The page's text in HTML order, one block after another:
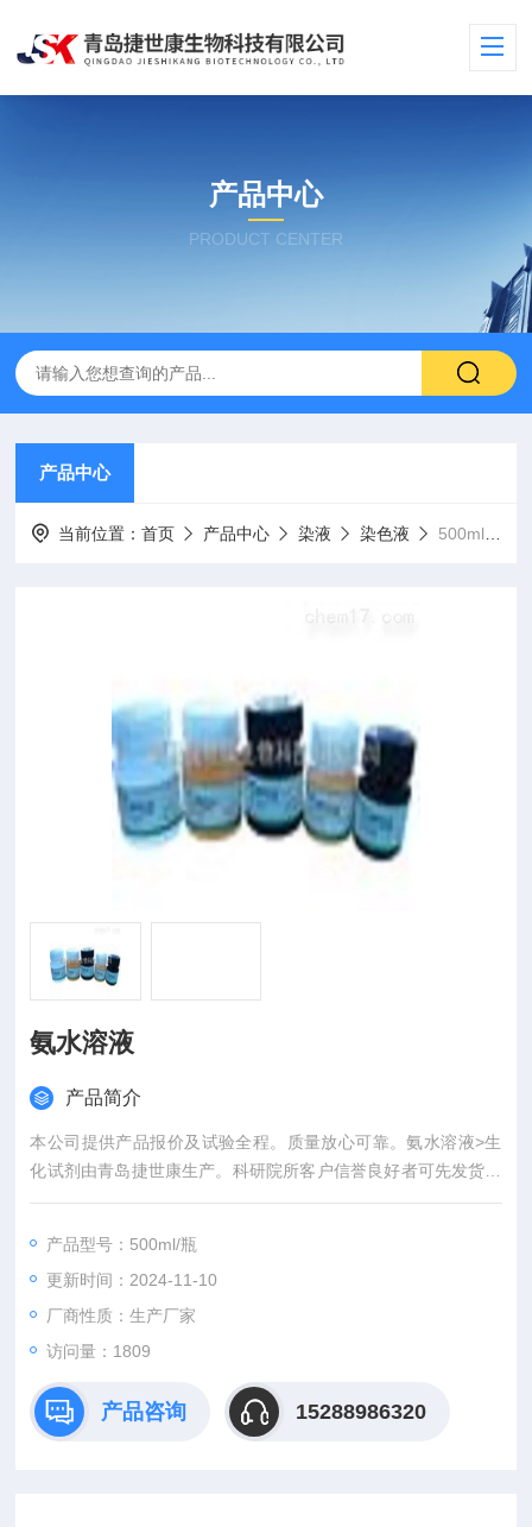
产品中心
PRODUCT CENTER
产品中心
当前位置：首页 产品中心 染液 染色液 500ml/瓶氨水溶液
氨水溶液
产品简介
本公司提供产品报价及试验全程。质量放心可靠。氨水溶液>生
化试剂由青岛捷世康生产。科研院所客户信誉良好者可先发货后
付款。青岛捷世康专业提供科研用：染色液,缓冲液,溶液,及试剂
产品型号：500ml/瓶
更新时间：2024-11-10
厂商性质：生产厂家
访问量：1809
产品咨询 15288986320